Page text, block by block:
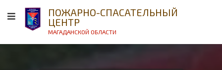
ПОЖАРНО-СПАСАТЕЛЬНЫЙ
ЦЕНТР
МАГАДАНСКОЙ ОБЛАСТИ